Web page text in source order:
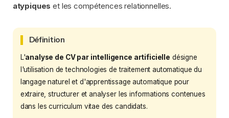
atypiques et les compétences relationnelles.
Définition
L'analyse de CV par intelligence artificielle désigne
l'utilisation de technologies de traitement automatique du
langage naturel et d'apprentissage automatique pour
extraire, structurer et analyser les informations contenues
dans les curriculum vitae des candidats.